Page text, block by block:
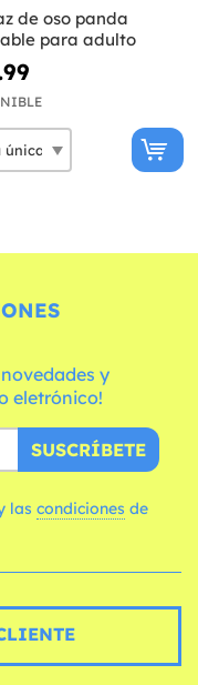
de oso panda
para adulto
y
eletrónico!
SUSCRÍBETE
las condiciones